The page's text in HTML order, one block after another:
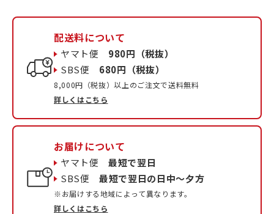
配送料について
ヤマト便 980円（税抜）
SBS便 680円（税抜）
8,000円（税抜）以上のご注文で送料無料
詳しくはこちら
お届けについて
ヤマト便最短で翌日
SBS便最短で翌日の日中〜夕方
※お届けする地域によって異なります。
詳しくはこちら